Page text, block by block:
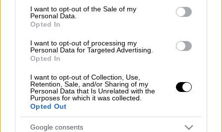
consent section.
I want to opt-out of the Sale of my
Personal Data.
Opted In
I want to opt-out of processing my
Personal Data for Targeted Advertising.
Opted In
I want to opt-out of Collection, Use,
Retention, Sale, and/or Sharing of my
Personal Data that Is Unrelated with the
Purposes for which it was collected.
Opted Out
Google consents
τραυματίστηκαν ο 24χρονος οδηγός, ένας
60χρονος και μια 67χρονη.
ΔΙΑΒΑΣΤΕ ΕΠΙΣΗΣ
Ελλάδα|25.12.2025 13:03
Αυτοκίνητο έπεσε στη στο λιμάνι
των Νέων Στύρων - Σώοι οι 4
επιβάτες